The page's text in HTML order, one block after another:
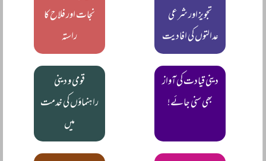
تجویز اور شرعی
عدالتوں کی افادیت
نجات اور فلاح کا
راستہ
دینی قیادت کی آواز
بھی سنی جائے!
قومی و دینی
راہنماؤں کی خدمت
میں